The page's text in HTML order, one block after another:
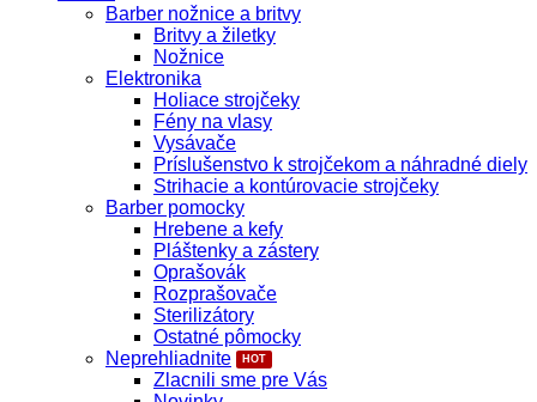
Barber nožnice a britvy
Britvy a žiletky
Nožnice
Elektronika
Holiace strojčeky
Fény na vlasy
Vysávače
Príslušenstvo k strojčekom a náhradné diely
Strihacie a kontúrovacie strojčeky
Barber pomocky
Hrebene a kefy
Pláštenky a zástery
Oprašovák
Rozprašovače
Sterilizátory
Ostatné pômocky
Neprehliadnite
Zlacnili sme pre Vás